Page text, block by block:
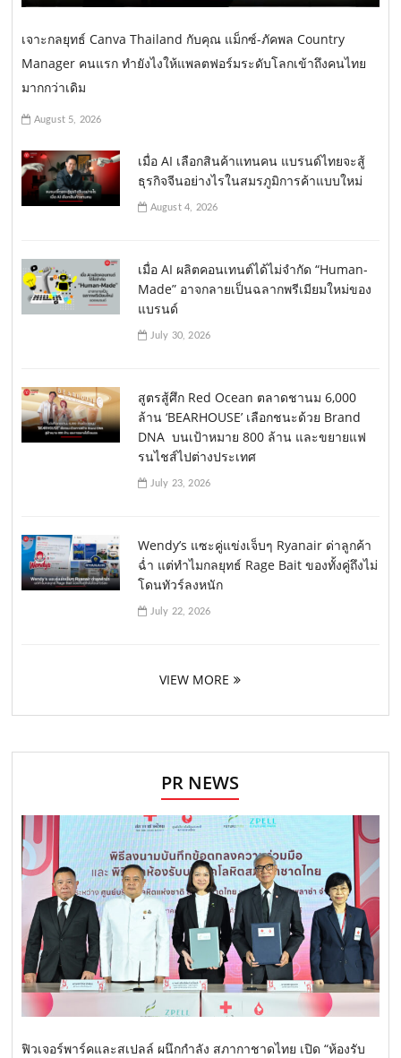
เจาะกลยุทธ์ Canva Thailand กับคุณ แม็กซ์-ภัคพล Country
Manager คนแรก ทำยังไงให้แพลตฟอร์มระดับโลกเข้าถึงคนไทย
มากกว่าเดิม
August 5, 2026
เมื่อ AI เลือกสินค้าแทนคน แบรนด์ไทยจะสู้
ธุรกิจจีนอย่างไรในสมรภูมิการค้าแบบใหม่
August 4, 2026
เมื่อ AI ผลิตคอนเทนต์ได้ไม่จำกัด “Human-
Made” อาจกลายเป็นฉลากพรีเมียมใหม่ของ
แบรนด์
July 30, 2026
สูตรสู้ศึก Red Ocean ตลาดชานม 6,000
ล้าน ‘BEARHOUSE’ เลือกชนะด้วย Brand
DNA บนเป้าหมาย 800 ล้าน และขยายแฟ
รนไชส์ไปต่างประเทศ
July 23, 2026
Wendy’s แซะคู่แข่งเจ็บๆ Ryanair ด่าลูกค้า
ฉ่ำ แต่ทำไมกลยุทธ์ Rage Bait ของทั้งคู่ถึงไม่
โดนทัวร์ลงหนัก
July 22, 2026
VIEW MORE
PR NEWS
ฟิวเจอร์พาร์คและสเปลล์ ผนึกกำลัง สภากาชาดไทย เปิด “ห้องรับ